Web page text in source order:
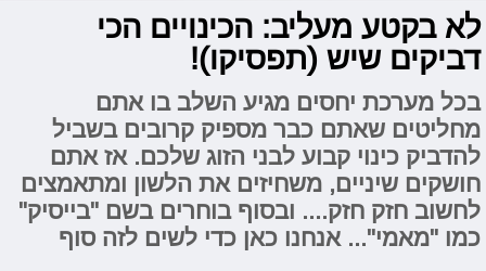
לא בקטע מעליב: הכינויים הכי
דביקים שיש (תפסיקו)!
בכל מערכת יחסים מגיע השלב בו אתם
מחליטים שאתם כבר מספיק קרובים בשביל
להדביק כינוי קבוע לבני הזוג שלכם. אז אתם
חושקים שיניים, משחיזים את הלשון ומתאמצים
לחשוב חזק חזק.... ובסוף בוחרים בשם "בייסיק"
כמו "מאמי"... אנחנו כאן כדי לשים לזה סוף